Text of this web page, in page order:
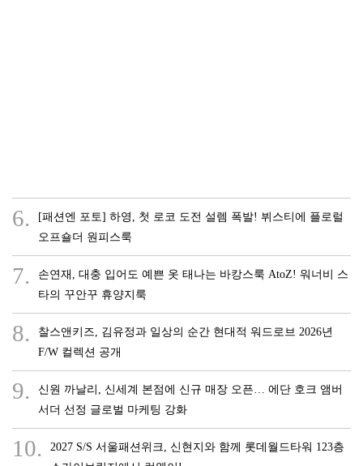
6.
[패션엔 포토] 하영, 첫 로코 도전 설렘 폭발! 뷔스티에 플로럴
오프숄더 원피스룩
7.
손연재, 대충 입어도 예쁜 옷 태나는 바캉스룩 AtoZ! 워너비 스
타의 꾸안꾸 휴양지룩
8.
찰스앤키즈, 김유정과 일상의 순간 현대적 워드로브 2026년
F/W 컬렉션 공개
9.
신원 까날리, 신세계 본점에 신규 매장 오픈… 에단 호크 앰버
서더 선정 글로벌 마케팅 강화
10.
2027 S/S 서울패션위크, 신현지와 함께 롯데월드타워 123층